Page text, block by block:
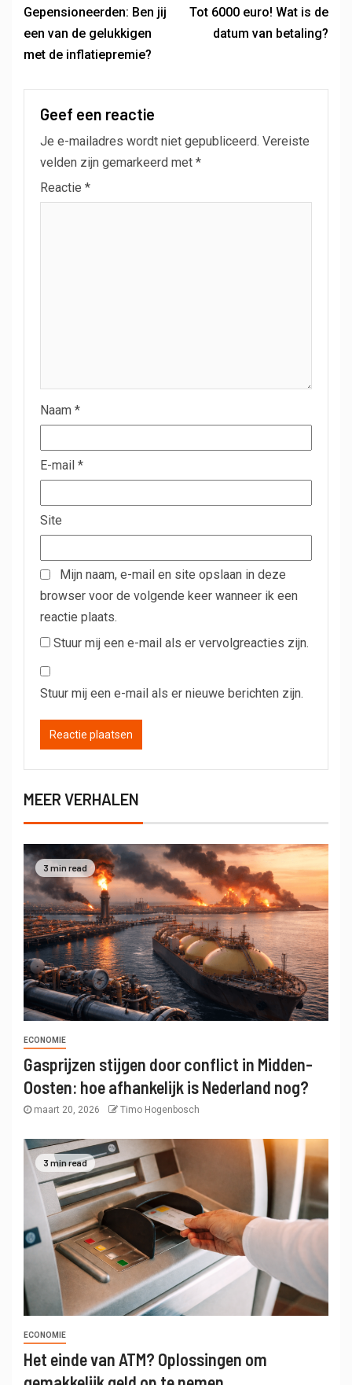
Gepensioneerden: Ben jij
een van de gelukkigen
met de inflatiepremie?
Tot 6000 euro! Wat is de
datum van betaling?
Geef een reactie
Je e-mailadres wordt niet gepubliceerd. Vereiste
velden zijn gemarkeerd met *
Reactie *
Naam *
E-mail *
Site
Mijn naam, e-mail en site opslaan in deze
browser voor de volgende keer wanneer ik een
reactie plaats.
Stuur mij een e-mail als er vervolgreacties zijn.
Stuur mij een e-mail als er nieuwe berichten zijn.
MEER VERHALEN
3 min read
ECONOMIE
Gasprijzen stijgen door conflict in Midden-
Oosten: hoe afhankelijk is Nederland nog?
maart 20, 2026 Timo Hogenbosch
3 min read
ECONOMIE
Het einde van ATM? Oplossingen om